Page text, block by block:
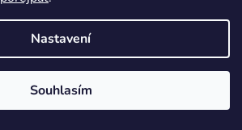
Nastavení
Souhlasím